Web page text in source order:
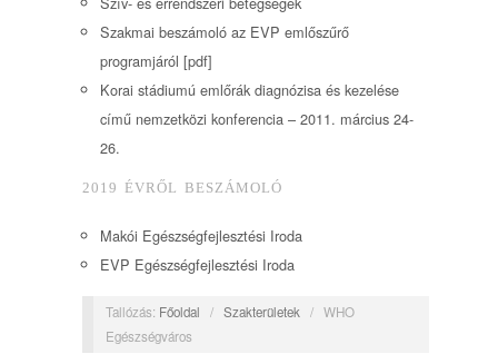
Szakmai beszámoló az EVP emlőszűrő
programjáról [pdf]
Korai stádiumú emlőrák diagnózisa és kezelése
című nemzetközi konferencia – 2011. március 24-
26.
2019 ÉVRŐL BESZÁMOLÓ
Makói Egészségfejlesztési Iroda
EVP Egészségfejlesztési Iroda
Tallózás: Főoldal / Szakterületek / WHO
Egészségváros